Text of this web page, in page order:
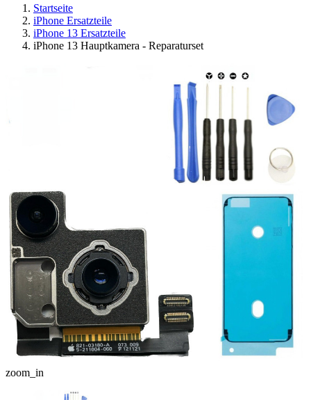
Startseite
iPhone Ersatzteile
iPhone 13 Ersatzteile
iPhone 13 Hauptkamera - Reparaturset
zoom_in